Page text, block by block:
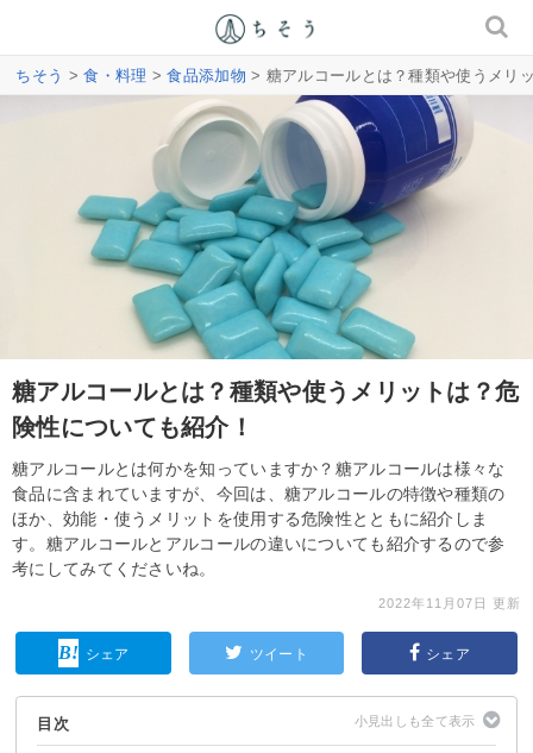
ちそう >食・料理 >食品添加物 > 糖アルコールとは？種類や使うメリ
糖アルコールとは？種類や使うメリットは？危
険性についても紹介！
糖アルコールとは何かを知っていますか？糖アルコールは様々な
食品に含まれていますが、今回は、糖アルコールの特徴や種類の
ほか、効能・使うメリットを使用する危険性とともに紹介しま
す。糖アルコールとアルコールの違いについても紹介するので参
考にしてみてくださいね。
2022年11月07日 更新
シェア ツイート シェア
目次